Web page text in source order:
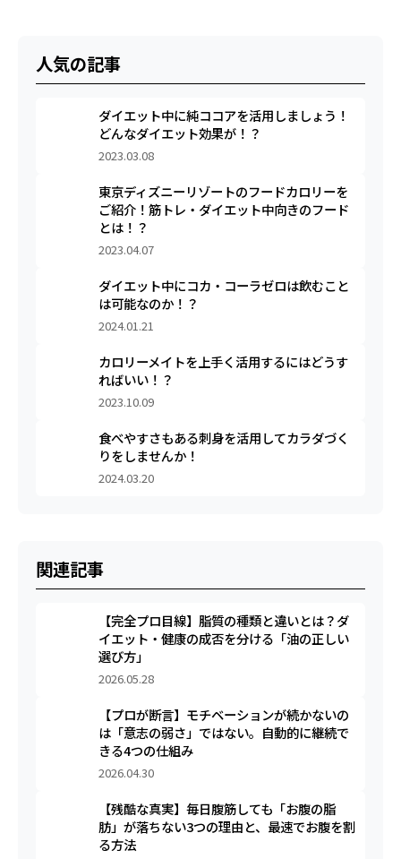
人気の記事
ダイエット中に純ココアを活用しましょう！
どんなダイエット効果が！？
2023.03.08
東京ディズニーリゾートのフードカロリーを
ご紹介！筋トレ・ダイエット中向きのフード
とは！？
2023.04.07
ダイエット中にコカ・コーラゼロは飲むこと
は可能なのか！？
2024.01.21
カロリーメイトを上手く活用するにはどうす
ればいい！？
2023.10.09
食べやすさもある刺身を活用してカラダづく
りをしませんか！
2024.03.20
関連記事
【完全プロ目線】脂質の種類と違いとは？ダ
イエット・健康の成否を分ける「油の正しい
選び方」
2026.05.28
【プロが断言】モチベーションが続かないの
は「意志の弱さ」ではない。自動的に継続で
きる4つの仕組み
2026.04.30
【残酷な真実】毎日腹筋しても「お腹の脂
肪」が落ちない3つの理由と、最速でお腹を割
る方法